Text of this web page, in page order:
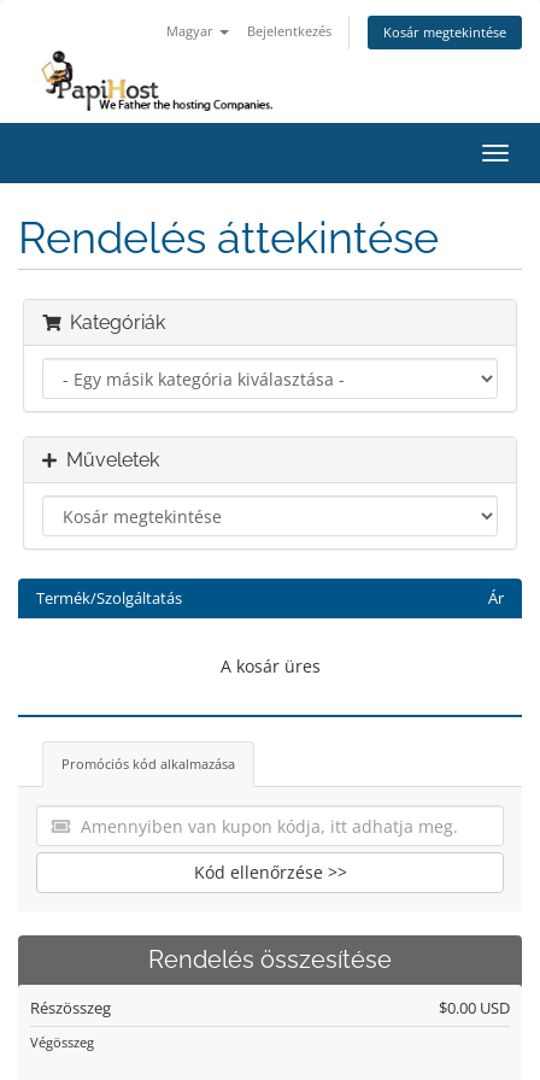
Magyar Bejelentkezés Kosár megtekintése
a
Rendelés áttekintése
Kategóriák
Műveletek
Termék/Szolgáltatás Ár
A kosár üres
Promóciós kód alkalmazása
Kód ellenőrzése >>
Rendelés összesítése
Részösszeg $0.00 USD
Végösszeg